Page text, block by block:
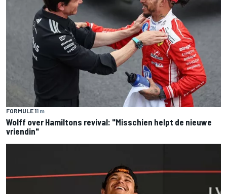
FORMULE 11 m
Wolff over Hamiltons revival: "Misschien helpt de nieuwe
vriendin"